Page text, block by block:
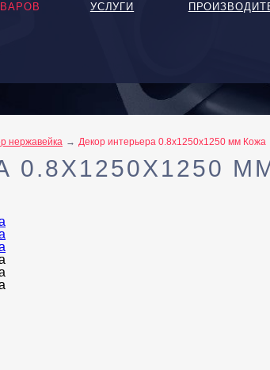
УСЛУГИ
нержавейка Декор интерьера 0.8х1250х1250 мм Кожа
0.8Х1250Х1250